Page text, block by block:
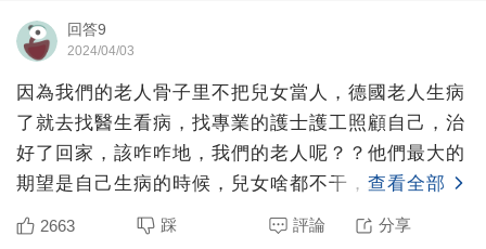
回答9
2024/04/03
因為我們的老人骨子里不把兒女當人，德國老人生病
了就去找醫生看病，找專業的護士護工照顧自己，治
好了回家，該咋咋地，我們的老人呢？？他們最大的
期望是自己生病的時候，兒女啥都不干，為自己鞍前
馬后，一定要表現
查看全部
2663 踩 評論 分享